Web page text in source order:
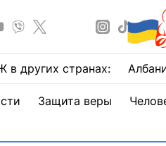
в других странах:
Защита веры